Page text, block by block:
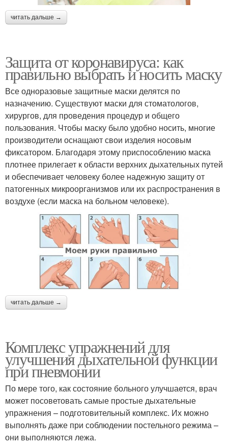
читать дальше →
Защита от коронавируса: как
правильно выбрать и носить маску
Все одноразовые защитные маски делятся по
назначению. Существуют маски для стоматологов,
хирургов, для проведения процедур и общего
пользования. Чтобы маску было удобно носить, многие
производители оснащают свои изделия носовым
фиксатором. Благодаря этому приспособлению маска
плотнее прилегает к области верхних дыхательных путей
и обеспечивает человеку более надежную защиту от
патогенных микроорганизмов или их распространения в
воздухе (если маска на больном человеке).
читать дальше →
Комплекс упражнений для
улучшения дыхательной функции
при пневмонии
По мере того, как состояние больного улучшается, врач
может посоветовать самые простые дыхательные
упражнения – подготовительный комплекс. Их можно
выполнять даже при соблюдении постельного режима –
они выполняются лежа.